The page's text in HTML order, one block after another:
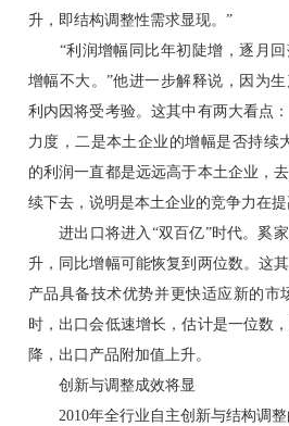
升，即结构调整性需求显现。”
“利润增幅同比年初陡增，逐月回
增幅不大。”他进一步解释说，因为
利内因将受考验。这其中有两大看点
力度，二是本土企业的增幅是否持续
的利润一直都是远远高于本土企业，
续下去，说明是本土企业的竞争力在提
进出口将进入“双百亿”时代。奚家
升，同比增幅可能恢复到两位数。这
产品具备技术优势并更快适应新的市
时，出口会低速增长，估计是一位数
降，出口产品附加值上升。
创新与调整成效将显
2010年全行业自主创新与结构调整